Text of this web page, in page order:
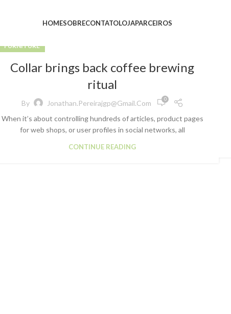
HOMESOBRECONTATOLOJAPARCEIROS
FURNITURE
Collar brings back coffee brewing
ritual
By Jonathan.pereirajgp@gmail.com 0
When it’s about controlling hundreds of articles, product pages
for web shops, or user profiles in social networks, all
CONTINUE READING